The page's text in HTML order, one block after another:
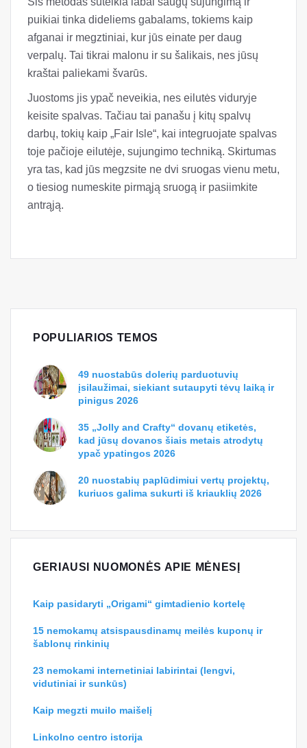
puikiai tinka dideliems gabalams, tokiems kaip
afganai ir megztiniai, kur jūs einate per daug
verpalų. Tai tikrai malonu ir su šalikais, nes jūsų
kraštai paliekami švarūs.
Juostoms jis ypač neveikia, nes eilutės viduryje
keisite spalvas. Tačiau tai panašu į kitų spalvų
darbų, tokių kaip „Fair Isle“, kai integruojate spalvas
toje pačioje eilutėje, sujungimo techniką. Skirtumas
yra tas, kad jūs megzsite ne dvi sruogas vienu metu,
o tiesiog numeskite pirmąją sruogą ir pasiimkite
antrąją.
POPULIARIOS TEMOS
49 nuostabūs dolerių parduotuvių
įsilaužimai, siekiant sutaupyti tėvų laiką ir
pinigus 2026
35 „Jolly and Crafty“ dovanų etiketės,
kad jūsų dovanos šiais metais atrodytų
ypač ypatingos 2026
20 nuostabių paplūdimiui vertų projektų,
kuriuos galima sukurti iš kriauklių 2026
GERIAUSI NUOMONĖS APIE MĖNESĮ
Kaip pasidaryti „Origami“ gimtadienio kortelę
15 nemokamų atsispausdinamų meilės kuponų ir
šablonų rinkinių
23 nemokami internetiniai labirintai (lengvi,
vidutiniai ir sunkūs)
Kaip megzti muilo maišelį
Linkolno centro istorija